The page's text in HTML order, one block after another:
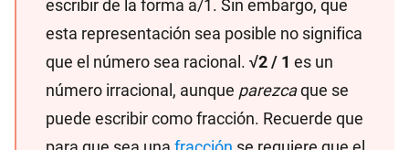
escribir de la forma a/1. Sin embargo, que
esta representación sea posible no significa
que el número sea racional. √2 / 1 es un
número irracional, aunque parezcaque se
puede escribir como fracción. Recuerde que